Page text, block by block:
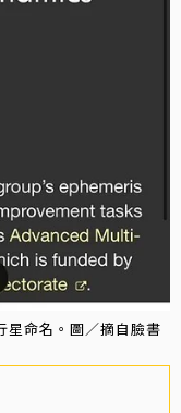
星命名。圖／摘自臉書